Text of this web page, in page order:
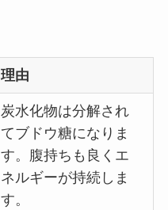
理由
炭水化物は分解され
てブドウ糖になりま
す。腹持ちも良くエ
ネルギーが持続しま
す。